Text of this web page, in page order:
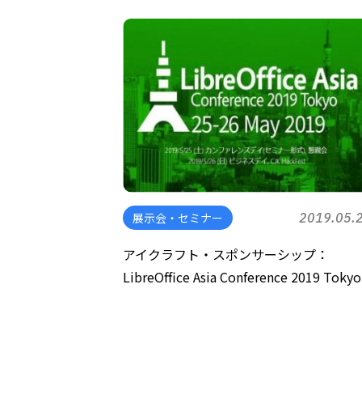
展示会・セミナー
アイクラフト・スポンサーシップ：
LibreOffice Asia Conference 2019 Tokyo